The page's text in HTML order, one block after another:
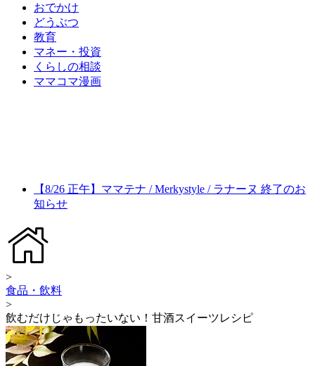
おでかけ
どうぶつ
教育
マネー・投資
くらしの相談
ママコマ漫画
【8/26 正午】ママテナ / Merkystyle / ラナーヌ 終了のお
知らせ
>
食品・飲料
>
飲むだけじゃもったいない！甘酒スイーツレシピ